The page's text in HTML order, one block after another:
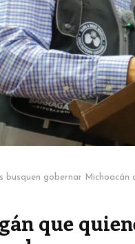
busquen gobernar
que